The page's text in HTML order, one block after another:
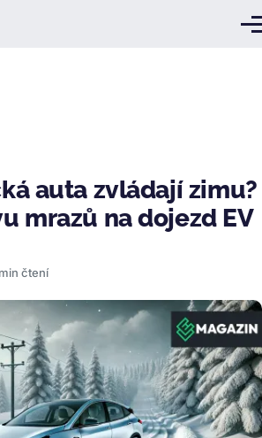
auta zvládají zimu?
mrazů na dojezd EV
čtení